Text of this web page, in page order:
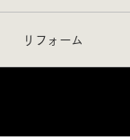
リフォーム